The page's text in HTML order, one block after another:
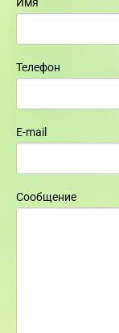
Имя
Телефон
E-mail
Сообщение